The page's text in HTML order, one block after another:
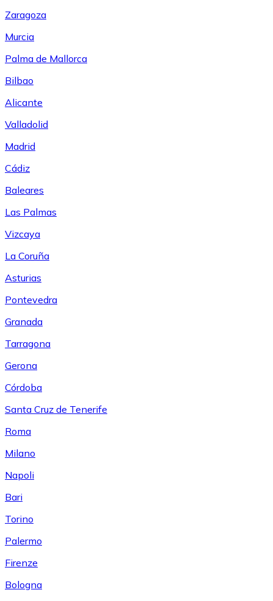
Zaragoza
Murcia
Palma de Mallorca
Bilbao
Alicante
Valladolid
Madrid
Cádiz
Baleares
Las Palmas
Vizcaya
La Coruña
Asturias
Pontevedra
Granada
Tarragona
Gerona
Córdoba
Santa Cruz de Tenerife
Roma
Milano
Napoli
Bari
Torino
Palermo
Firenze
Bologna